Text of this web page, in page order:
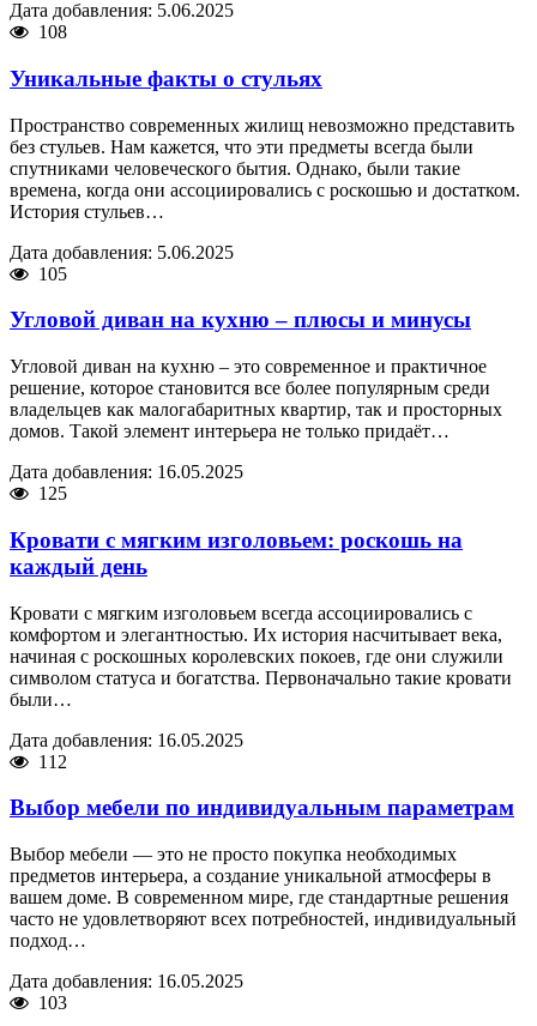
Дата добавления: 5.06.2025
108
Уникальные факты о стульях
Пространство современных жилищ невозможно представить
без стульев. Нам кажется, что эти предметы всегда были
спутниками человеческого бытия. Однако, были такие
времена, когда они ассоциировались с роскошью и достатком.
История стульев…
Дата добавления: 5.06.2025
105
Угловой диван на кухню – плюсы и минусы
Угловой диван на кухню – это современное и практичное
решение, которое становится все более популярным среди
владельцев как малогабаритных квартир, так и просторных
домов. Такой элемент интерьера не только придаёт…
Дата добавления: 16.05.2025
125
Кровати с мягким изголовьем: роскошь на
каждый день
Кровати с мягким изголовьем всегда ассоциировались с
комфортом и элегантностью. Их история насчитывает века,
начиная с роскошных королевских покоев, где они служили
символом статуса и богатства. Первоначально такие кровати
были…
Дата добавления: 16.05.2025
112
Выбор мебели по индивидуальным параметрам
Выбор мебели — это не просто покупка необходимых
предметов интерьера, а создание уникальной атмосферы в
вашем доме. В современном мире, где стандартные решения
часто не удовлетворяют всех потребностей, индивидуальный
подход…
Дата добавления: 16.05.2025
103